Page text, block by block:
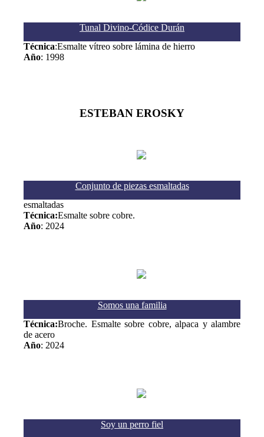
Tunal Divino-Códice Durán
Técnica:Esmalte vítreo sobre lámina de hierro
Año: 1998
ESTEBAN EROSKY
Conjunto de piezas esmaltadas
esmaltadas
Técnica:Esmalte sobre cobre.
Año: 2024
Somos una familia
Técnica:Broche. Esmalte sobre cobre, alpaca y alambre
de acero
Año: 2024
Soy un perro fiel